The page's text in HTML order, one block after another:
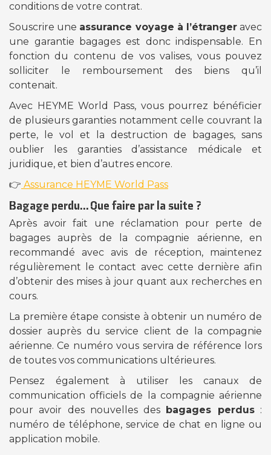
conditions de votre contrat.
Souscrire une assurance voyage à l’étrangeravec
une garantie bagages est donc indispensable. En
fonction du contenu de vos valises, vous pouvez
solliciter le remboursement des biens qu’il
contenait.
Avec HEYME World Pass, vous pourrez bénéficier
de plusieurs garanties notamment celle couvrant la
perte, le vol et la destruction de bagages, sans
oublier les garanties d’assistance médicale et
juridique, et bien d’autres encore.
👉 Assurance HEYME World Pass
Bagage perdu… Que faire par la suite ?
Après avoir fait une réclamation pour perte de
bagages auprès de la compagnie aérienne, en
recommandé avec avis de réception, maintenez
régulièrement le contact avec cette dernière afin
d’obtenir des mises à jour quant aux recherches en
cours.
La première étape consiste à obtenir un numéro de
dossier auprès du service client de la compagnie
aérienne. Ce numéro vous servira de référence lors
de toutes vos communications ultérieures.
Pensez également à utiliser les canaux de
communication officiels de la compagnie aérienne
pour avoir des nouvelles des
bagages perdus:
numéro de téléphone, service de chat en ligne ou
application mobile.